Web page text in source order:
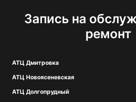
Запись на
ремонт
АТЦ Дмитровка
АТЦ Новоясеневская
АТЦ Долгопрудный